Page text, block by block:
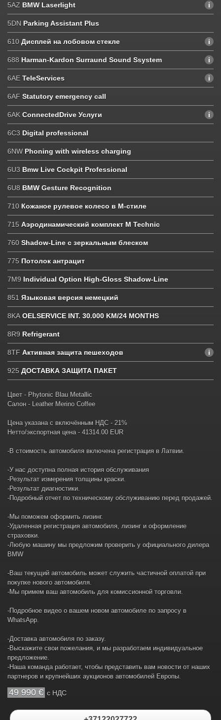
5AZ BMW Laserlight
5DN Parking Assistant Plus
610 Дисплей на лобовом стекле
688 Harman-Kardon Surraund Sound Ssystem
6AE TeleServices
6AF Statutory emergency call
6AK ConnectedDrive Услуги
6C3 Digital professional
6NW Phoning with wireless charging
6U3 Bmw Live Cockpit Professional
6U8 BMW Gesture Recognition
710 Кожаное рулевое колесо в M-стиле
715 Аэродинамический комплект M Technic
760 Shadow-Line с зеркальным блеском
775 Потолок антрацит
7M9 Individual Option High-Gloss Shadow-Line
851 Языковая версия немецкий
8KA OELSERVICE INT. 30.000 KM/24 MONTHS
8R9 Refrigerant
8TF Активная защита пешеходов
925 ДОСТАВКА ЗАЩИТА ПАКЕТ
Цвет - Phytonic Blau Metallic
Салон - Leather Merino Coffee
Цена указана с включённым НДС - 21%
Нетто/экспортная цена - 41314.00 EUR
-В стоимость автомобиля включена регистрация в Латвии.
-У нас доступна полная история обслуживания
-Результат измерения толщины краски.
-Результат диагностики.
-Подробный отчет по техническому обслуживанию перед продажей.
-Мы поможем оформить лизинг.
-Удаленная регистрация автомобиля, лизинг и оформление
страховки.
-Любую машину мы предложим проверить у официального дилера
BMW
-Ваш текущий автомобиль может служить частичной оплатой при
покупке нового автомобиля.
-Мы примем ваш автомобиль для комиссионной торговли.
-Подробное видео о вашем новом автомобиле по запросу в
WhatsApp.
-Доставка автомобиля по заказу.
-Выскажите свои пожелания, и мы разработаем индивидуальное
предложение.
-Наша команда работает, чтобы представить вам новости от наших
партнеров и крупнейших аукционов автомобилей Европы.
49 990 € c НДС